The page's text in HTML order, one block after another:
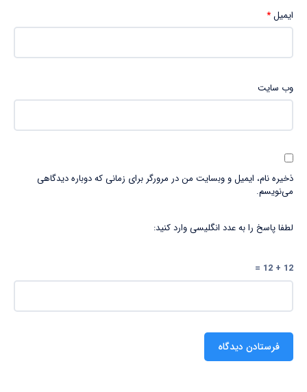
ایمیل*
وب‌ سایت
ذخیره نام، ایمیل و وبسایت من در مرورگر برای زمانی که دوباره دیدگاهی
می‌نویسم.
لطفا پاسخ را به عدد انگلیسی وارد کنید:
12 + 12 =